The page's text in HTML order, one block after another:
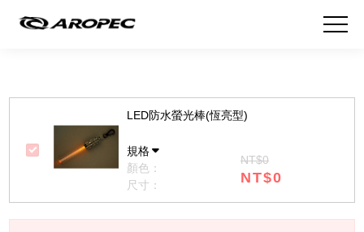
LED防水螢光棒(恆亮型)
規格
顏色：
尺寸：
NT$0
NT$0